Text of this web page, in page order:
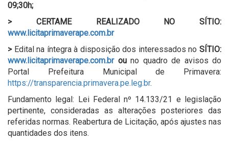
09;30h;
> CERTAME REALIZADO NO SÍTIO:
www.licitaprimaverape.com.br
> Edital na íntegra à disposição dos interessados noSÍTIO:
www.licitaprimaverape.com.brou no quadro de avisos do
Portal Prefeitura Municipal de Primavera:
https://transparencia.primavera.pe.leg.br.
Fundamento legal: Lei Federal nº 14.133/21 e legislação
pertinente, consideradas as alterações posteriores das
referidas normas. Reabertura de Licitação, após ajustes nas
quantidades dos itens.